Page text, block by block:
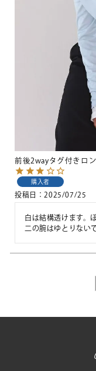
前後2wayタグ付きロ
購入者
投稿日 2025/07/25
白は結構透けます。
二の腕はゆとりない